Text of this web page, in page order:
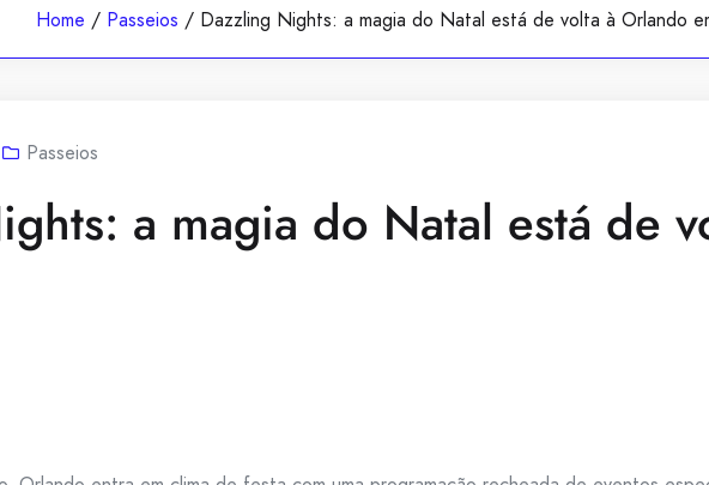
Home / Passeios / Dazzling Nights: a magia do Natal está de volta à Orlando
Passeios
a magia do Natal está de